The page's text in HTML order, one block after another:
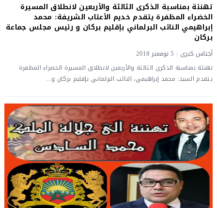
تهنئة بمناسبة الذكرى الثالثة والأربعين لانطلاق المسيرة
الخضراء المظفرة يتقدم خديم الأعتاب الشريفة: محمد
إبراهيمي النائب البرلماني بإقليم بركان و رئيس مجلس جماعة
بركان
أجناس كبرى 5 نوفمبر 2018
تهنئة بمناسبة الذكرى الثالثة والأربعين لانطلاق المسيرة الخضراء المظفرة
يتقدم السيد: محمد إبراهيمي، النائب البرلماني بإقليم بركان و...